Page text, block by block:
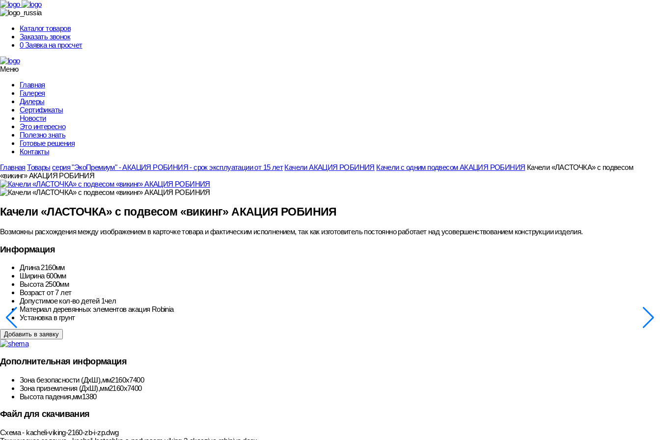
Skip
to
Каталог товаров
Заказать звонок
0 Заявка на просчет
Меню
Главная
Галерея
Дилеры
Сертификаты
Новости
Это интересно
Полезно знать
Готовые решения
Контакты
Главная Товары серия "ЭкоПремиум" - АКАЦИЯ РОБИНИЯ - срок эксплуатации от 15 лет Качели АКАЦИЯ РОБИНИЯ Качели с одним подвесом АКАЦИЯ РОБИНИЯ Качели «ЛАСТОЧКА» с подвесом
«викинг» АКАЦИЯ РОБИНИЯ
Качели «ЛАСТОЧКА» с подвесом «викинг» АКАЦИЯ РОБИНИЯ
Возможны расхождения между изображением в карточке товара и фактическим исполнением, так как изготовитель постоянно работает над усовершенствованием конструкции изделия.
Информация
Длина 2160мм
Ширина 600мм
Высота 2500мм
Возраст от 7 лет
Допустимое кол-во детей 1чел
Материал деревянных элементов акация Robinia
Установка в грунт
Добавить в заявку
Дополнительная информация
Зона безопасности (ДхШ),мм2160х7400
Зона приземления (ДхШ),мм2160х7400
Высота падения,мм1380
Файл для скачивания
Схема - kacheli-viking-2160-zb-i-zp.dwg